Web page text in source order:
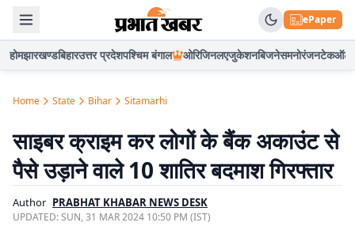
ePaper
होमझारखण्डबिहारउत्तर प्रदेशपश्चिम बंगाल ओरिजिनलएजुकेशनबिजनेसमनोरंजनटेकऑटो
Home State Bihar Sitamarhi
साइबर क्राइम कर लोगों के बैंक अकाउंट से
पैसे उड़ाने वाले 10 शातिर बदमाश गिरफ्तार
Author PRABHAT KHABAR NEWS DESK
UPDATED:SUN, 31 MAR 2024 10:50 PM (IST)